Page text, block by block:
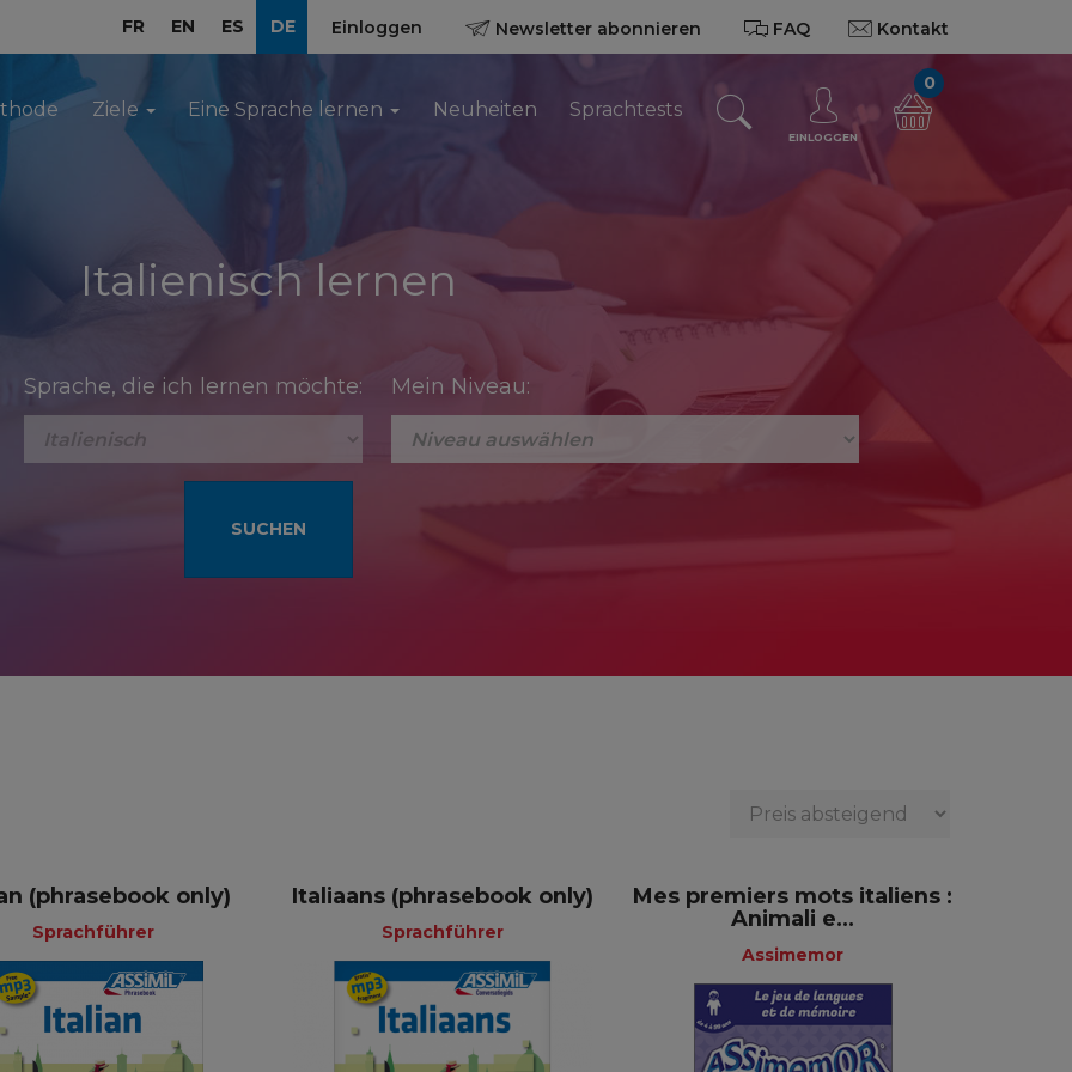
FR EN ES DE Einloggen Newsletter abonnieren FAQ Kontakt
Ziele Eine Sprache lernen Neuheiten Sprachtests
EINLOGGEN
0
Italienisch lernen
Sprache, die ich lernen möchte: Mein Niveau:
(phrasebook only)
Sprachführer
Italiaans (phrasebook only)
Sprachführer
Sprachführer
Mes premiers mots italiens :
Animali e...
Assimemor